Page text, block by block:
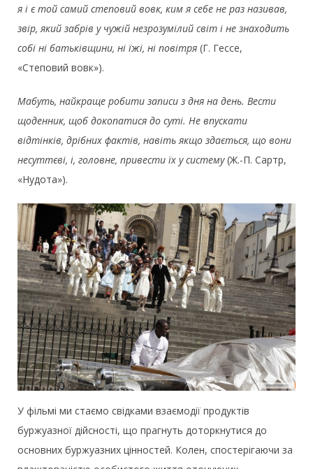
я і є той самий степовий вовк, ким я себе не раз називав,
звір, який забрів у чужій незрозумілий світ і не знаходить
собі ні батьківщини, ні їжі, ні повітря (Г. Гессе,
«Степовий вовк»).
Мабуть, найкраще робити записи з дня на день. Вести
щоденник, щоб докопатися до суті. Не впускати
відтінків, дрібних фактів, навіть якщо здається, що вони
несуттєві, і, головне, привести їх у систему(Ж.-П. Сартр,
«Нудота»).
У фільмі ми стаємо свідками взаємодії продуктів
буржуазної дійсності, що прагнуть доторкнутися до
основних буржуазних цінностей. Колен, спостерігаючи за